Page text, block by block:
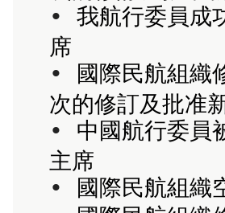
• 我航行委員成
席
• 國際民航組織
次的修訂及批准
• 中國航行委員
主席
• 國際民航組織